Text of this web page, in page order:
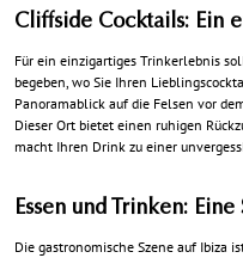
Cliffside Cocktails: Ein
Für ein einzigartiges Trinkerlebnis
begeben, wo Sie Ihren
Panoramablick auf die Felsen vor
Dieser Ort bietet einen ruhigen
macht Ihren Drink zu einer
Essen und Trinken:
Die gastronomische Szene auf Ibiza